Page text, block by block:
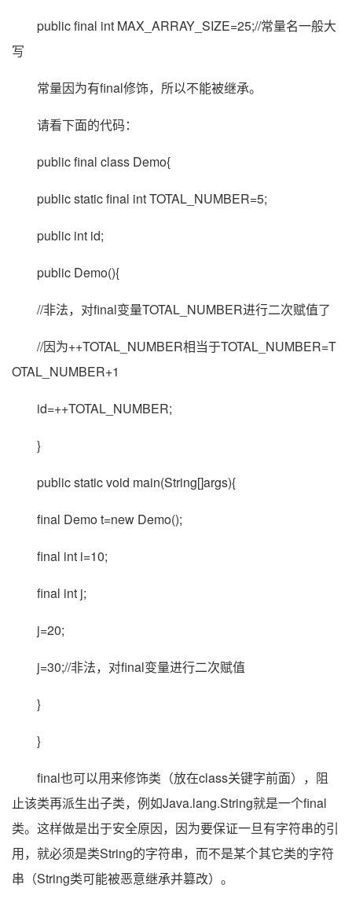
public final int MAX_ARRAY_SIZE=25;//常量名一般大
写
常量因为有final修饰，所以不能被继承。
请看下面的代码：
public final class Demo{
public static final int TOTAL_NUMBER=5;
public int id;
public Demo(){
//非法，对final变量TOTAL_NUMBER进行二次赋值了
//因为++TOTAL_NUMBER相当于TOTAL_NUMBER=T
OTAL_NUMBER+1
id=++TOTAL_NUMBER;
}
public static void main(String[]args){
final Demo t=new Demo();
final int i=10;
final int j;
j=20;
j=30;//非法，对final变量进行二次赋值
}
}
final也可以用来修饰类（放在class关键字前面），阻
止该类再派生出子类，例如Java.lang.String就是一个final
类。这样做是出于安全原因，因为要保证一旦有字符串的引
用，就必须是类String的字符串，而不是某个其它类的字符
串（String类可能被恶意继承并篡改）。